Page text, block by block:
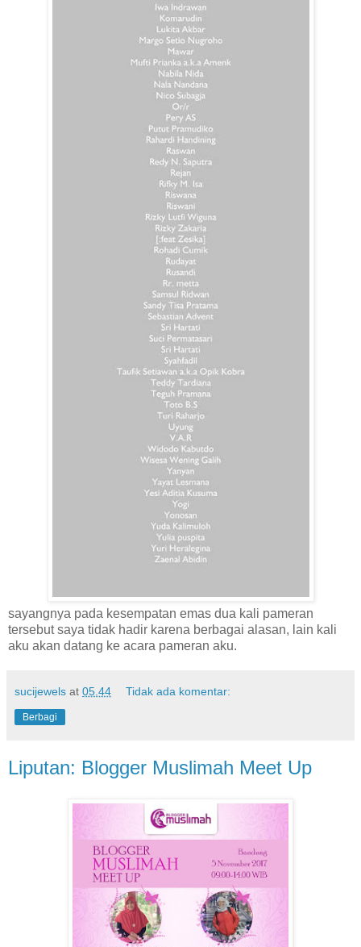
sayangnya pada kesempatan emas dua kali pameran
tersebut saya tidak hadir karena berbagai alasan, lain kali
aku akan datang ke acara pameran aku.
sucijewels at 05.44 Tidak ada komentar:
Berbagi
Liputan: Blogger Muslimah Meet Up